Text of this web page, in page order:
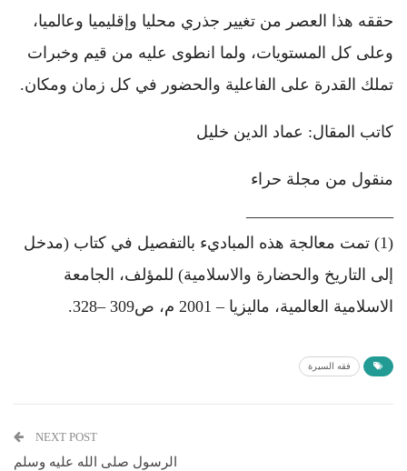
حققه هذا العصر من تغيير جذري محليا وإقليميا وعالميا،
وعلى كل المستويات، ولما انطوى عليه من قيم وخبرات
تملك القدرة على الفاعلية والحضور في كل زمان ومكان.
كاتب المقال: عماد الدين خليل
منقول من مجلة حراء
(1) تمت معالجة هذه المباديء بالتفصيل في كتاب (مدخل
إلى التاريخ والحضارة والاسلامية) للمؤلف، الجامعة
الاسلامية العالمية، ماليزيا – 2001 م، ص309 –328.
فقه السيرة
NEXT POST
الرسول صلى الله عليه وسلم